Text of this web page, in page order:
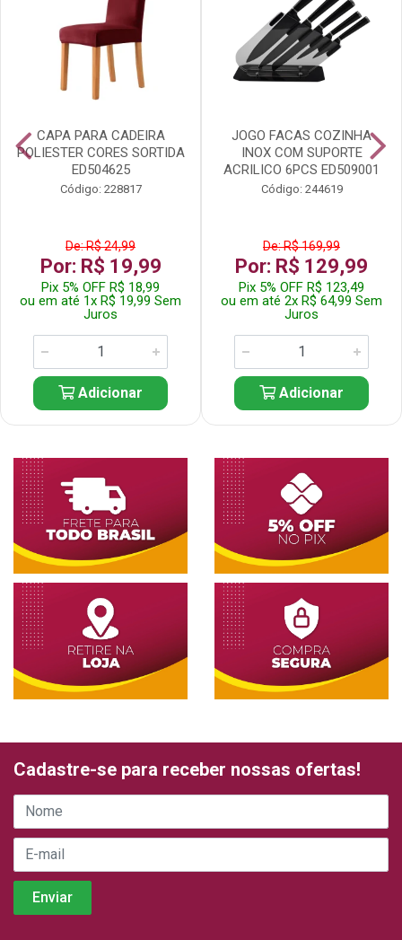
CAPA PARA CADEIRA
POLIESTER CORES SORTIDA
ED504625
Código: 228817
De: R$ 24,99
Por: R$ 19,99
Pix 5% OFF R$ 18,99
ou em até 1x R$ 19,99 Sem
Juros
Adicionar
JOGO FACAS COZINHA
INOX COM SUPORTE
ACRILICO 6PCS ED509001
Código: 244619
De: R$ 169,99
Por: R$ 129,99
Pix 5% OFF R$ 123,49
ou em até 2x R$ 64,99 Sem
Juros
Adicionar
Cadastre-se para receber nossas ofertas!